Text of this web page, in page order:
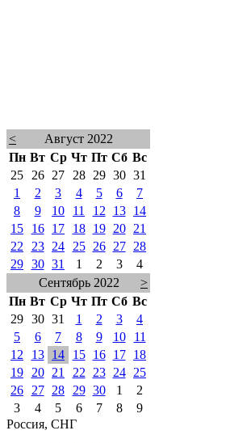
<
Август 2022
Пн Вт Ср Чт Пт Сб Вс
25
26 27 28 29 30 31
1
2 3 4 5 6
7
8
9 10 11 12 13
14
15
16 17 18 19 20
21
22
23 24 25 26 27
28
29 30 31 1 2 3
4
Сентябрь 2022
>
Пн Вт Ср Чт Пт Сб Вс
29 30 31 1 2 3
4
5
6 7 8 9 10
11
12
13 14 15 16 17
18
19
20 21 22 23 24
25
26
27 28 29 30 1
2
3
4 5 6 7 8
9
Россия, СНГ